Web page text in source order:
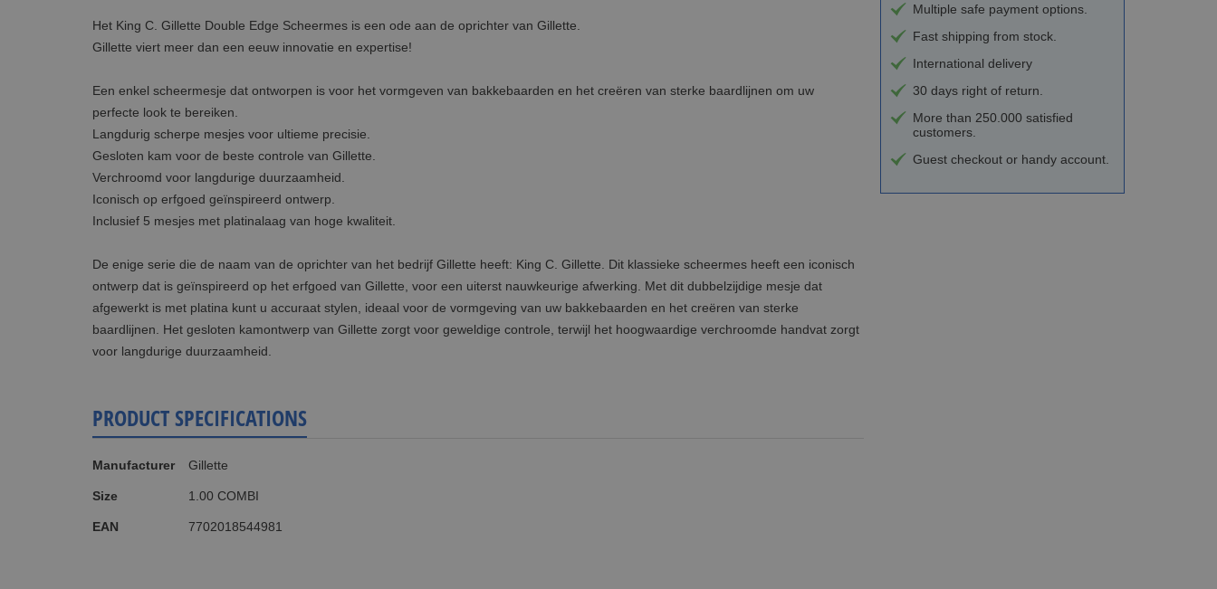
Multiple safe payment options.
Fast shipping from stock.
International delivery
30 days right of return.
More than 250.000 satisfied
customers.
Guest checkout or handy account.
Het King C. Gillette Double Edge Scheermes is een ode aan de oprichter van Gillette.
Gillette viert meer dan een eeuw innovatie en expertise!
Een enkel scheermesje dat ontworpen is voor het vormgeven van bakkebaarden en het creëren van sterke baardlijnen om uw
perfecte look te bereiken.
Langdurig scherpe mesjes voor ultieme precisie.
Gesloten kam voor de beste controle van Gillette.
Verchroomd voor langdurige duurzaamheid.
Iconisch op erfgoed geïnspireerd ontwerp.
Inclusief 5 mesjes met platinalaag van hoge kwaliteit.
De enige serie die de naam van de oprichter van het bedrijf Gillette heeft: King C. Gillette. Dit klassieke scheermes heeft een iconisch
ontwerp dat is geïnspireerd op het erfgoed van Gillette, voor een uiterst nauwkeurige afwerking. Met dit dubbelzijdige mesje dat
afgewerkt is met platina kunt u accuraat stylen, ideaal voor de vormgeving van uw bakkebaarden en het creëren van sterke
baardlijnen. Het gesloten kamontwerp van Gillette zorgt voor geweldige controle, terwijl het hoogwaardige verchroomde handvat zorgt
voor langdurige duurzaamheid.
PRODUCT SPECIFICATIONS
Information
Manufacturer Gillette
Size 1.00 COMBI
EAN 7702018544981